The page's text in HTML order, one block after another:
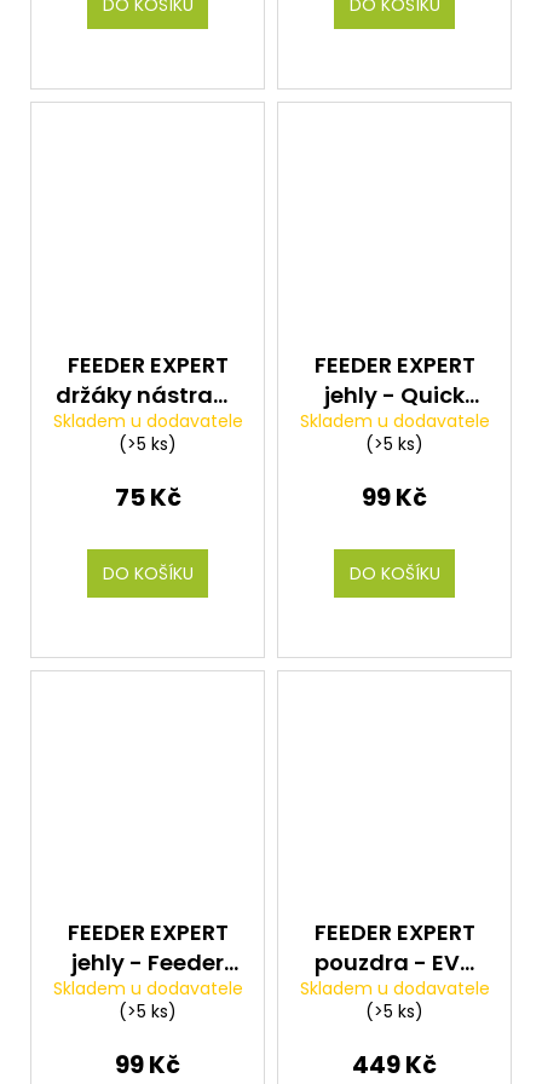
DO KOŠÍKU DO KOŠÍKU
FEEDER EXPERT
držáky nástrahy
- Bait Bayonet
12mm 20ks
Skladem u dodavatele
(>5 ks)
75 Kč
DO KOŠÍKU
FEEDER EXPERT
jehly - Quick
Stop jehla na
nekonečnou
zarážku žlutá
Skladem u dodavatele
(>5 ks)
99 Kč
DO KOŠÍKU
FEEDER EXPERT
jehly - Feeder
Fine jehla bez
zobáčku
oranžová
Skladem u dodavatele
(>5 ks)
99 Kč
FEEDER EXPERT
pouzdra - EVA
Method Feeder
set 4+1
Skladem u dodavatele
(>5 ks)
449 Kč